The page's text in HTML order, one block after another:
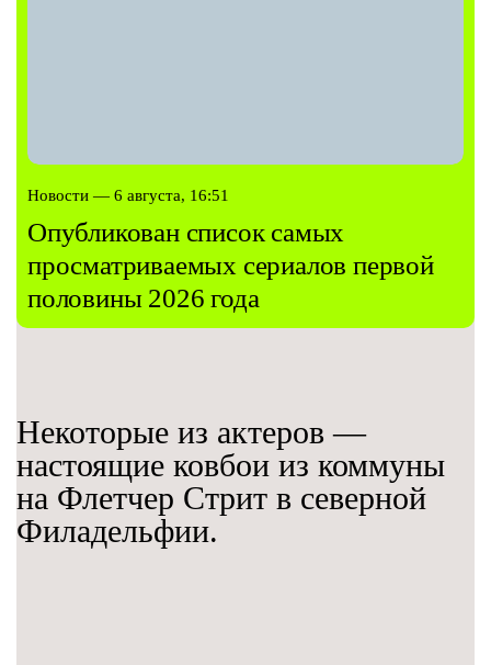
Новости — 6 августа, 16:51
Опубликован список самых
просматриваемых сериалов первой
половины 2026 года
Некоторые из актеров —
настоящие ковбои из коммуны
на Флетчер Стрит в северной
Филадельфии.